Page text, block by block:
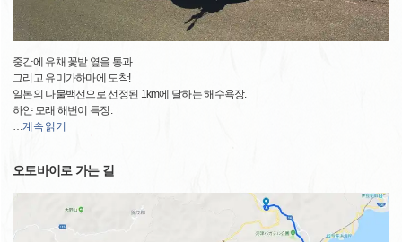
중간에 유채 꽃밭 옆을 통과.
그리고 유미가하마에 도착!
일본의 나물백선으로 선정된 1km에 달하는 해수욕장.
하얀 모래 해변이 특징.
…계속 읽기
오토바이로 가는 길